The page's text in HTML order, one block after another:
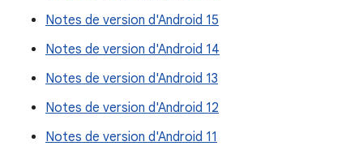
Notes de version d'Android 15
Notes de version d'Android 14
Notes de version d'Android 13
Notes de version d'Android 12
Notes de version d'Android 11